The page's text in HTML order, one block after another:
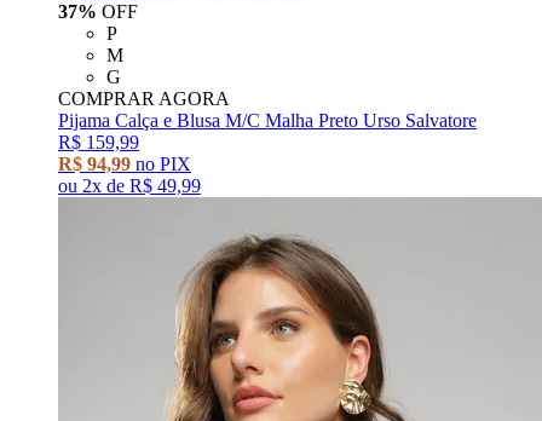
37% OFF
P
M
G
COMPRAR AGORA
Pijama Calça e Blusa M/C Malha Preto Urso Salvatore
R$ 159,99
R$ 94,99 no PIX
ou 2x de R$ 49,99